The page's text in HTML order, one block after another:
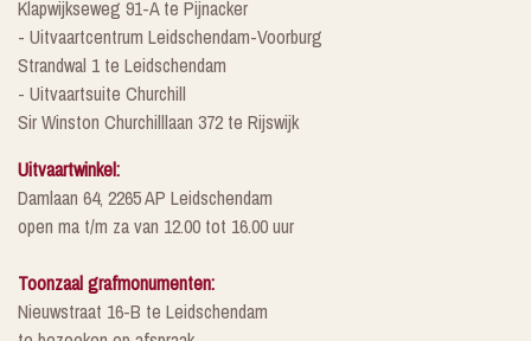
Klapwijkseweg 91-A te Pijnacker
- Uitvaartcentrum Leidschendam-Voorburg
Strandwal 1 te Leidschendam
- Uitvaartsuite Churchill
Sir Winston Churchilllaan 372 te Rijswijk
Uitvaartwinkel:
Damlaan 64, 2265 AP Leidschendam
open ma t/m za van 12.00 tot 16.00 uur
Toonzaal grafmonumenten:
Nieuwstraat 16-B te Leidschendam